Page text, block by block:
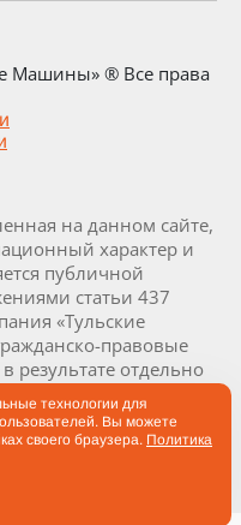
Машины» ® Все права
на данном сайте,
характер и
публичной
статьи 437
«Тульские
правовые
результате отдельно
Визуализация и
являются
в ходе
с заказчиком.
технологии для
Вы можете
своего браузера. Политика